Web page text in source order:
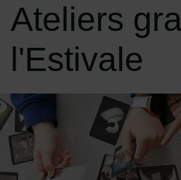
Ateliers
l'Estivale